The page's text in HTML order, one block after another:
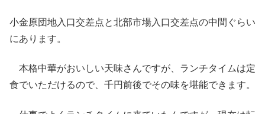
小金原団地入口交差点と北部市場入口交差点の中間ぐらい
にあります。
本格中華がおいしい天味さんですが、ランチタイムは定
食でいただけるので、千円前後でその味を堪能できます。